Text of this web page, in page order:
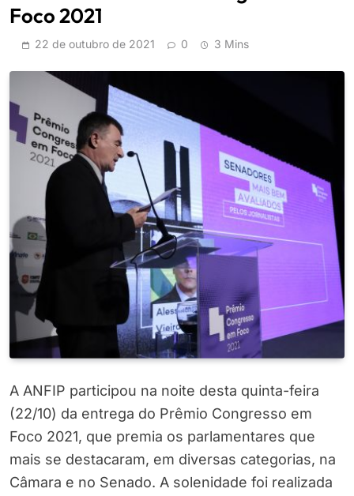
Foco 2021
22 de outubro de 2021 0 3 Mins
A ANFIP participou na noite desta quinta-feira
(22/10) da entrega do Prêmio Congresso em
Foco 2021, que premia os parlamentares que
mais se destacaram, em diversas categorias, na
Câmara e no Senado. A solenidade foi realizada